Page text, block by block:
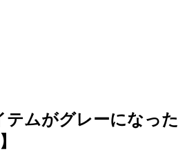
テムがグレーになった